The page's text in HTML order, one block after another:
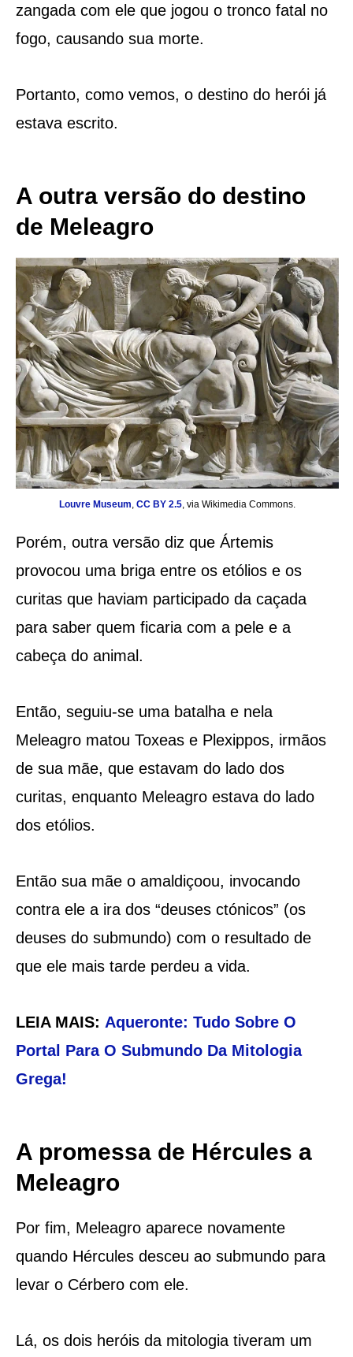
zangada com ele que jogou o tronco fatal no
fogo, causando sua morte.
Portanto, como vemos, o destino do herói já
estava escrito.
A outra versão do destino
de Meleagro
Louvre Museum, CC BY 2.5, via Wikimedia Commons.
Porém, outra versão diz que Ártemis
provocou uma briga entre os etólios e os
curitas que haviam participado da caçada
para saber quem ficaria com a pele e a
cabeça do animal.
Então, seguiu-se uma batalha e nela
Meleagro matou Toxeas e Plexippos, irmãos
de sua mãe, que estavam do lado dos
curitas, enquanto Meleagro estava do lado
dos etólios.
Então sua mãe o amaldiçoou, invocando
contra ele a ira dos “deuses ctónicos” (os
deuses do submundo) com o resultado de
que ele mais tarde perdeu a vida.
LEIA MAIS: Aqueronte: Tudo Sobre O
Portal Para O Submundo Da Mitologia
Grega!
A promessa de Hércules a
Meleagro
Por fim, Meleagro aparece novamente
quando Hércules desceu ao submundo para
levar o Cérbero com ele.
Lá, os dois heróis da mitologia tiveram um